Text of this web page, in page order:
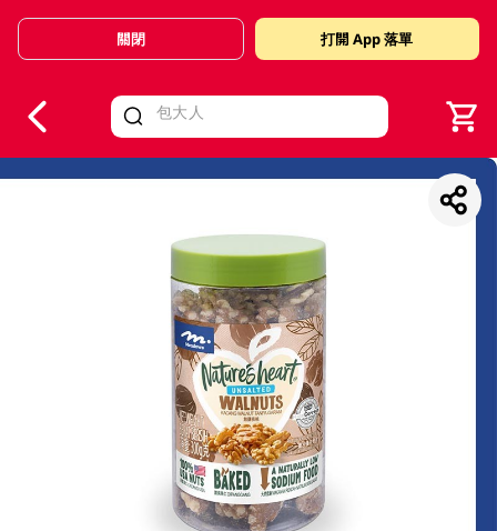
Valid Until 30 June 2026
關閉 打開 App 落單